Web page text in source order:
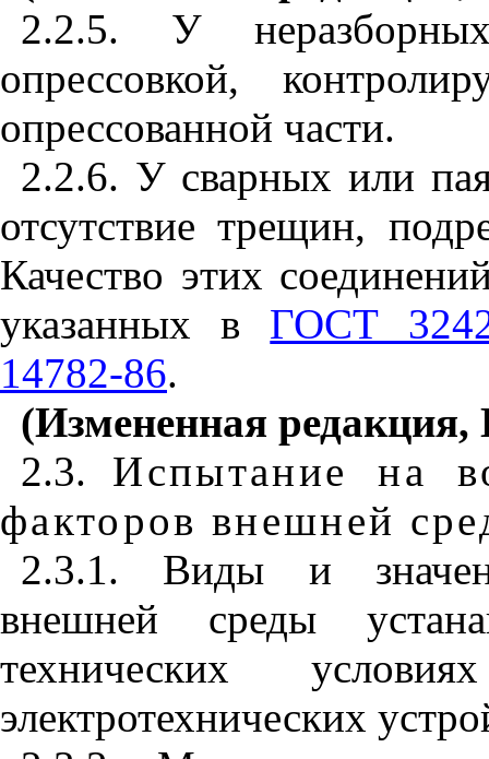
2.2.5. У
опрессовкой,
опрессованной части.
2.2.6. У сварных или
отсутствие трещин,
Качество этих
указанных в ГОСТ
14782-86.
(Измененная редакция,
2.3. Испытание на
факторов внешней
2.3.1. Виды и
внешней среды
технических
электротехнических